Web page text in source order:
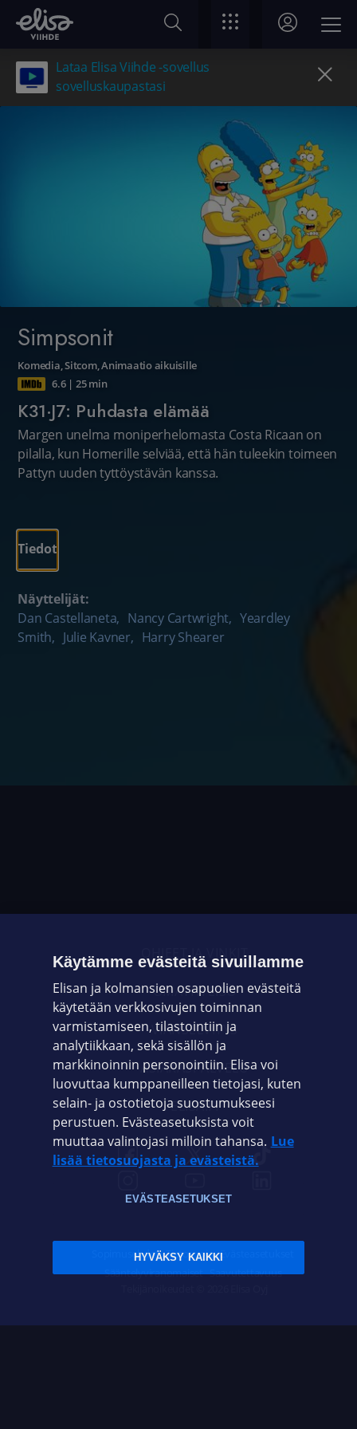
Lataa Elisa Viihde -sovellus
sovelluskaupastasi
Simpsonit
Komedia,Sitcom,Animaatio aikuisille
6.6| 25 min
K31·J7: Puhdasta elämää
Margen unelma moniperhelomasta Costa Ricaan on
pilalla, kun Homerille selviää, että hän tuleekin toimeen
Pattyn uuden tyttöystävän kanssa.
Tiedot
Näyttelijät:
Dan Castellaneta, Nancy Cartwright, Yeardley
Smith, Julie Kavner, Harry Shearer
OHJEET JA VINKIT
OMAYHTEISÖ
VIANSELVITYS
ASIAKASPALVELU
ELISA.FI
Sopimusehdot Tietosuoja Evästeasetukset
Sääntelyviranomaiset Saavutettavuus
Käytämme evästeitä sivuillamme
Elisan ja kolmansien osapuolien evästeitä
käytetään verkkosivujen toiminnan
varmistamiseen, tilastointiin ja
analytiikkaan, sekä sisällön ja
markkinoinnin personointiin. Elisa voi
luovuttaa kumppaneilleen tietojasi, kuten
selain- ja ostotietoja suostumukseesi
perustuen. Evästeasetuksista voit
muuttaa valintojasi milloin tahansa. Lue
lisää tietosuojasta ja evästeistä.
EVÄSTEASETUKSET
HYVÄKSY KAIKKI